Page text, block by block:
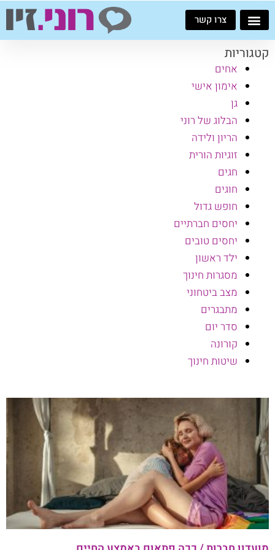
דילוג
לתוכן
צרו קשר
קטגוריות
אחים
אימון אישי
גן
הבלוג של רוני
הריון ולידה
זוגיות הורית
חגים
חוגים
חופש גדול
יחסים חברתיים
יחסים טובים
ילד ראשון
מסגרות חינוך
מצב ביטחוני
מתבגרים
סדר יום
קורונה
שיטות חינוך